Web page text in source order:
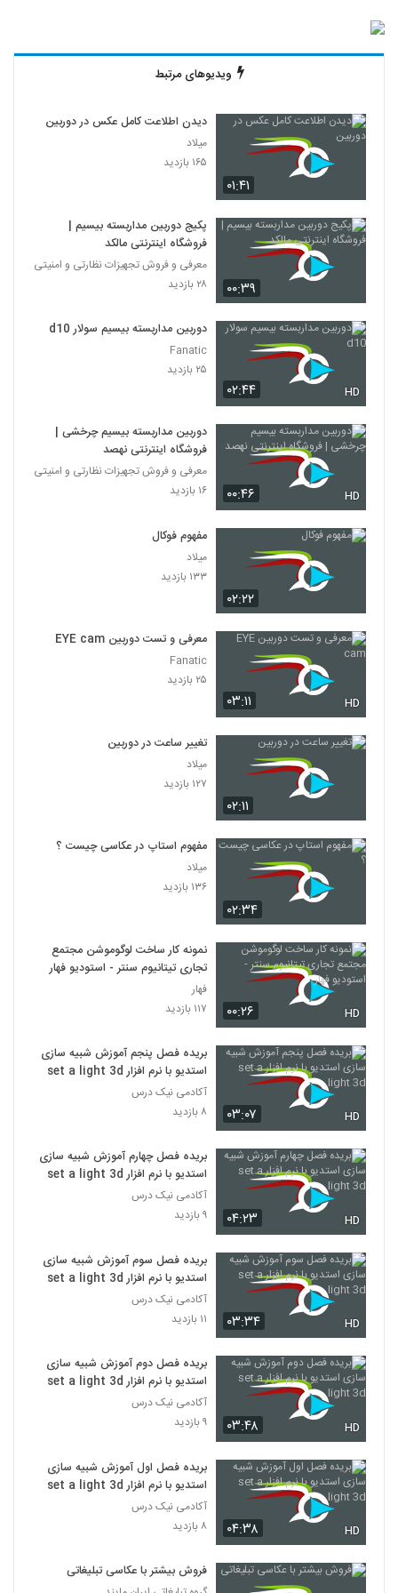
ویدیوهای مرتبط
۰۱:۴۱
دیدن اطلاعت کامل عکس در دوربین
میلاد
۱۶۵ بازدید
۰۰:۳۹
پکیج دوربین مداربسته بیسیم |
فروشگاه اینترنتی مالکد
معرفی و فروش تجهیزات نظارتی و امنیتی
۲۸ بازدید
۰۲:۴۴ HD
دوربین مداربسته بیسیم سولار d10
Fanatic
۲۵ بازدید
۰۰:۴۶ HD
دوربین مداربسته بیسیم چرخشی |
فروشگاه اینترنتی نهصد
معرفی و فروش تجهیزات نظارتی و امنیتی
۱۶ بازدید
۰۲:۲۲
مفهوم فوکال
میلاد
۱۳۳ بازدید
۰۳:۱۱ HD
معرفی و تست دوربین EYE cam
Fanatic
۲۵ بازدید
۰۲:۱۱
تغییر ساعت در دوربین
میلاد
۱۲۷ بازدید
۰۲:۳۴
مفهوم استاپ در عکاسی چیست ؟
میلاد
۱۳۶ بازدید
۰۰:۲۶ HD
نمونه کار ساخت لوگوموشن مجتمع
تجاری تیتانیوم سنتر - استودیو فهار
فهار
۱۱۷ بازدید
۰۳:۰۷ HD
بریده فصل پنجم آموزش شبیه سازی
استدیو با نرم افزار set a light 3d
آکادمی نیک درس
۸ بازدید
۰۴:۲۳ HD
بریده فصل چهارم آموزش شبیه سازی
استدیو با نرم افزار set a light 3d
آکادمی نیک درس
۹ بازدید
۰۳:۳۴ HD
بریده فصل سوم آموزش شبیه سازی
استدیو با نرم افزار set a light 3d
آکادمی نیک درس
۱۱ بازدید
۰۳:۴۸ HD
بریده فصل دوم آموزش شبیه سازی
استدیو با نرم افزار set a light 3d
آکادمی نیک درس
۹ بازدید
۰۴:۳۸ HD
بریده فصل اول آموزش شبیه سازی
استدیو با نرم افزار set a light 3d
آکادمی نیک درس
۸ بازدید
فروش بیشتر با عکاسی تبلیغاتی